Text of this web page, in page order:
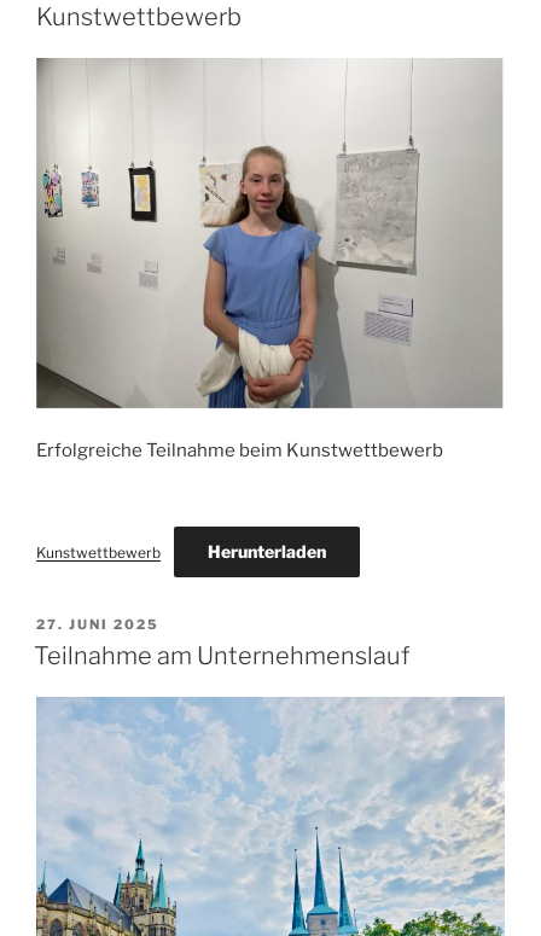
Kunstwettbewerb
Erfolgreiche Teilnahme beim Kunstwettbewerb
Kunstwettbewerb Herunterladen
VERÖFFENTLICHT
AM
27. JUNI 2025
Teilnahme am Unternehmenslauf